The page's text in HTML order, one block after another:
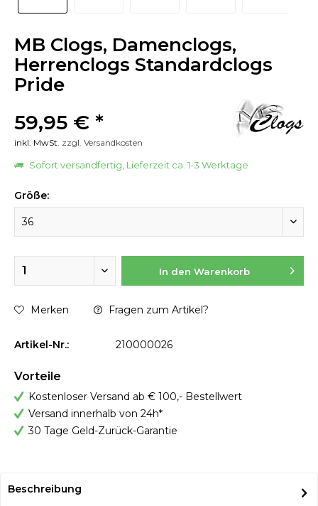
MB Clogs, Damenclogs,
Herrenclogs Standardclogs
Pride
59,95 € *
inkl. MwSt. zzgl. Versandkosten
Sofort versandfertig, Lieferzeit ca. 1-3 Werktage
Größe:
In den Warenkorb
Merken Fragen zum Artikel?
Artikel-Nr.: 210000026
Vorteile
Kostenloser Versand ab € 100,- Bestellwert
Versand innerhalb von 24h*
30 Tage Geld-Zurück-Garantie
Beschreibung